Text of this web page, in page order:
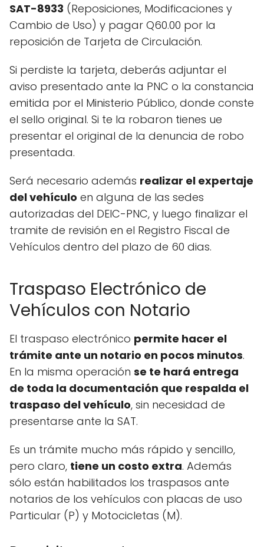
SAT-8933 (Reposiciones, Modificaciones y
Cambio de Uso) y pagar Q60.00 por la
reposición de Tarjeta de Circulación.
Si perdiste la tarjeta, deberás adjuntar el
aviso presentado ante la PNC o la constancia
emitida por el Ministerio Público, donde conste
el sello original. Si te la robaron tienes ue
presentar el original de la denuncia de robo
presentada.
Será necesario además realizar el expertaje
del vehículo en alguna de las sedes
autorizadas del DEIC-PNC, y luego finalizar el
tramite de revisión en el Registro Fiscal de
Vehículos dentro del plazo de 60 dias.
Traspaso Electrónico de
Vehículos con Notario
El traspaso electrónico permite hacer el
trámite ante un notario en pocos minutos.
En la misma operación se te hará entrega
de toda la documentación que respalda el
traspaso del vehículo, sin necesidad de
presentarse ante la SAT.
Es un trámite mucho más rápido y sencillo,
pero claro, tiene un costo extra. Además
sólo están habilitados los traspasos ante
notarios de los vehículos con placas de uso
Particular (P) y Motocicletas (M).